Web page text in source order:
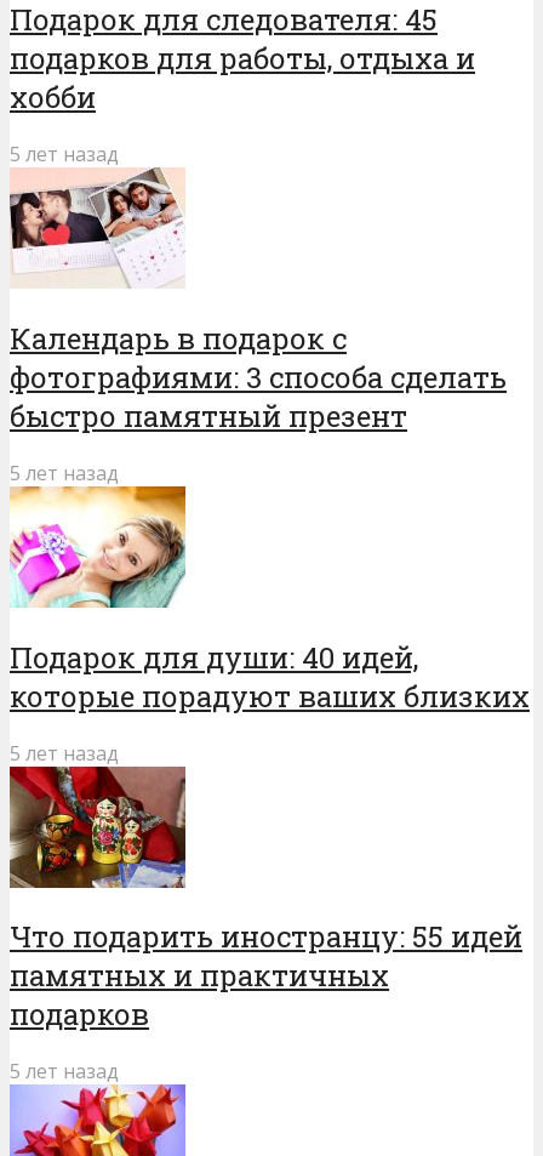
Подарок для следователя: 45
подарков для работы, отдыха и
хобби
5 лет назад
Календарь в подарок с
фотографиями: 3 способа сделать
быстро памятный презент
5 лет назад
Подарок для души: 40 идей,
которые порадуют ваших близких
5 лет назад
Что подарить иностранцу: 55 идей
памятных и практичных
подарков
5 лет назад